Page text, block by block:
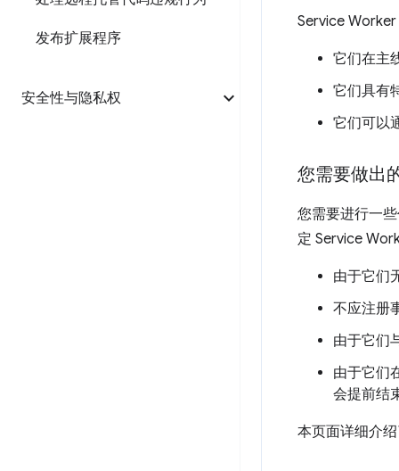
发布扩展程序
安全性与隐私权
Service
它们在主
它们具有
它们可以
您需要做出
您需要进行一
定 Service
由于它们
不应注册
由于它们
由于它们
会提前结
本页面详细介